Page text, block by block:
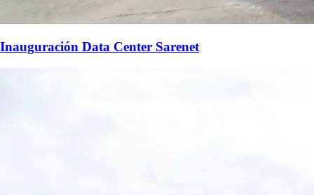
Inauguración Data Center Sarenet